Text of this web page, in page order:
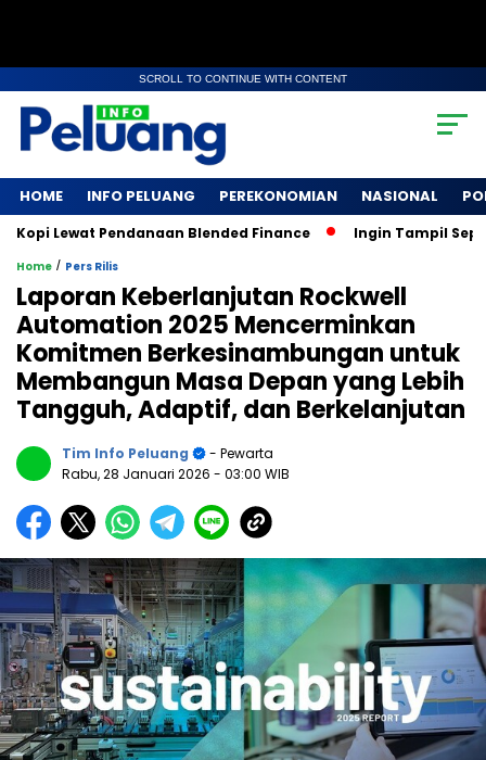
SCROLL TO CONTINUE WITH CONTENT
HOME INFO PELUANG PEREKONOMIAN NASIONAL
Lewat Pendanaan Blended Finance Ingin Tampil Seperti
Home / Pers Rilis
Laporan Keberlanjutan Rockwell
Automation 2025 Mencerminkan
Komitmen Berkesinambungan untuk
Membangun Masa Depan yang Lebih
Tangguh, Adaptif, dan Berkelanjutan
Tim Info Peluang
- Pewarta
Rabu, 28 Januari 2026 - 03:00 WIB